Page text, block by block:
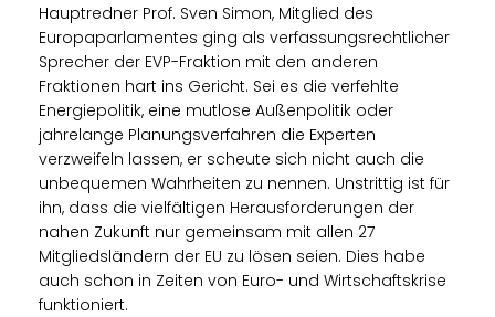
Hauptredner Prof. Sven Simon, Mitglied des
Europaparlamentes ging als verfassungsrechtlicher
Sprecher der EVP-Fraktion mit den anderen
Fraktionen hart ins Gericht. Sei es die verfehlte
Energiepolitik, eine mutlose Außenpolitik oder
jahrelange Planungsverfahren die Experten
verzweifeln lassen, er scheute sich nicht auch die
unbequemen Wahrheiten zu nennen. Unstrittig ist für
ihn, dass die vielfältigen Herausforderungen der
nahen Zukunft nur gemeinsam mit allen 27
Mitgliedsländern der EU zu lösen seien. Dies habe
auch schon in Zeiten von Euro- und Wirtschaftskrise
funktioniert.